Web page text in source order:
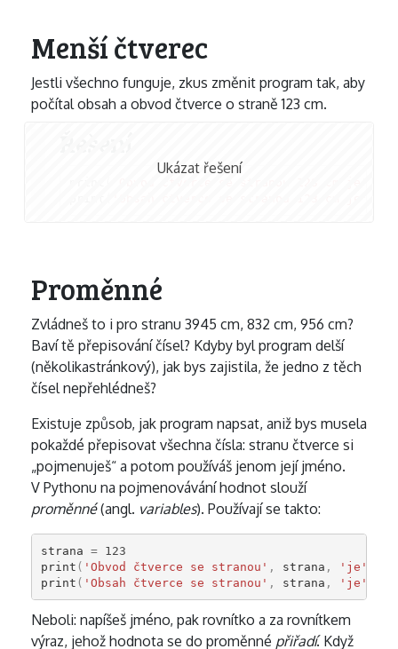
Menší čtverec
Jestli všechno funguje, zkus změnit program tak, aby
počítal obsah a obvod čtverce o straně 123 cm.
Ukázat řešení
Proměnné
Zvládneš to i pro stranu 3945 cm, 832 cm, 956 cm?
Baví tě přepisování čísel? Kdyby byl program delší
(několikastránkový), jak bys zajistila, že jedno z těch
čísel nepřehlédneš?
Existuje způsob, jak program napsat, aniž bys musela
pokaždé přepisovat všechna čísla: stranu čtverce si
„pojmenuješ“ a potom používáš jenom její jméno.
V Pythonu na pojmenovávání hodnot slouží
proměnné(angl. variables). Používají se takto:
strana =
123
print ( 'Obvod čtverce se stranou' , strana , 'je'
print ( 'Obsah čtverce se stranou' , strana , 'je'
Neboli: napíšeš jméno, pak rovnítko a za rovnítkem
výraz, jehož hodnota se do proměnné přiřadí. Když